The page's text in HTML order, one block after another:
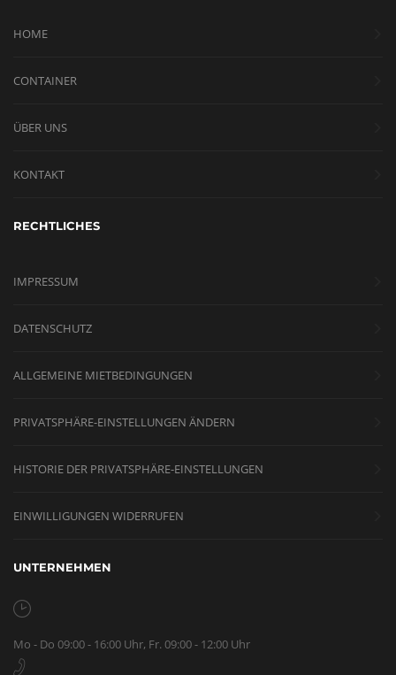
HOME
CONTAINER
ÜBER UNS
KONTAKT
RECHTLICHES
IMPRESSUM
DATENSCHUTZ
ALLGEMEINE MIETBEDINGUNGEN
PRIVATSPHÄRE-EINSTELLUNGEN ÄNDERN
HISTORIE DER PRIVATSPHÄRE-EINSTELLUNGEN
EINWILLIGUNGEN WIDERRUFEN
UNTERNEHMEN
Mo - Do 09:00 - 16:00 Uhr, Fr. 09:00 - 12:00 Uhr